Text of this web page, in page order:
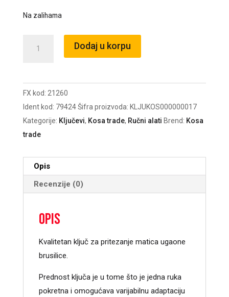
Na zalihama
podesivi
115-
230mm
količina
Dodaj u korpu
FX kod: 21260
Ident kod: 79424 Šifra proizvoda: KLJUKOS000000017
Kategorije: Ključevi, Kosa trade, Ručni alati Brend: Kosa
trade
Opis
Recenzije (0)
Opis
Kvalitetan ključ za pritezanje matica ugaone
brusilice.
Prednost ključa je u tome što je jedna ruka
pokretna i omogućava varijabilnu adaptaciju